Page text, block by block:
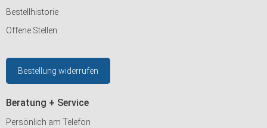
Bestellhistorie
Offene Stellen
Bestellung widerrufen
Beratung + Service
Persönlich am Telefon